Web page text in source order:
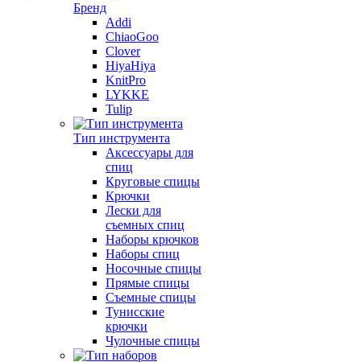
Бренд
Addi
ChiaoGoo
Clover
HiyaHiya
KnitPro
LYKKE
Tulip
Тип инструмента
Аксессуары для
спиц
Круговые спицы
Крючки
Лески для
съемных спиц
Наборы крючков
Наборы спиц
Носочные спицы
Прямые спицы
Съемные спицы
Тунисские
крючки
Чулочные спицы